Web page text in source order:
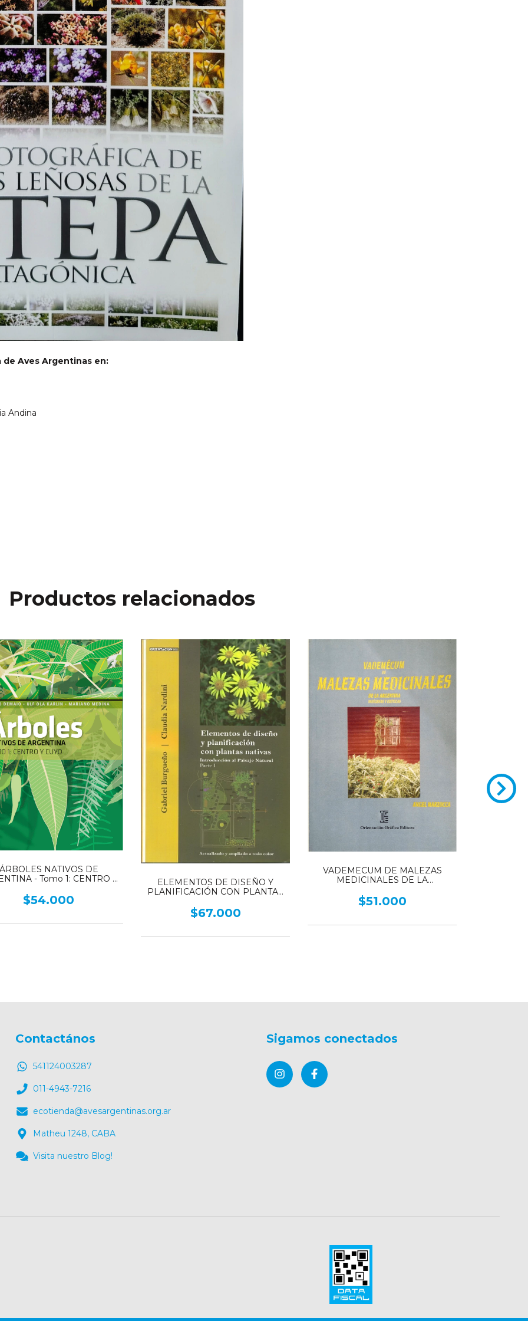
Aves Argentinas en:
Andina
Productos relacionados
ÁRBOLES NATIVOS DE
- Tomo 1: CENTRO Y
$54.000
ELEMENTOS DE DISEÑO Y
PLANIFICACIÓN CON PLANTAS
Natural - Parte 1
$67.000
VADEMECUM DE MALEZAS
MEDICINALES DE LA
$51.000
Contactános
541124003287
011-4943-7216
ecotienda@avesargentinas.org.ar
Matheu 1248, CABA
Visita nuestro Blog!
Sigamos conectados